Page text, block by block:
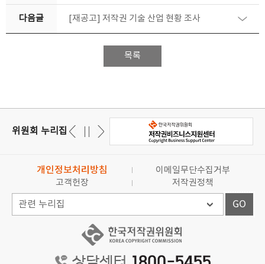
다음글 [재공고] 저작권 기술 산업 현황 조사
목록
위원회 누리집
개인정보처리방침
이메일무단수집거부
고객헌장
저작권정책
GO